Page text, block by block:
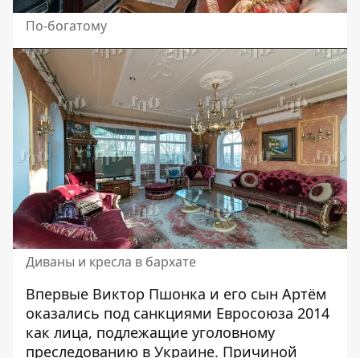
По-богатому
Диваны и кресла в бархате
Впервые Виктор Пшонка и его сын Артём
оказались под санкциями Евросоюза 2014
как лица, подлежащие уголовному
преследованию в Украине. Причиной